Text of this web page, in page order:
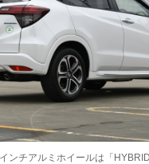
ンチアルミホイールは「